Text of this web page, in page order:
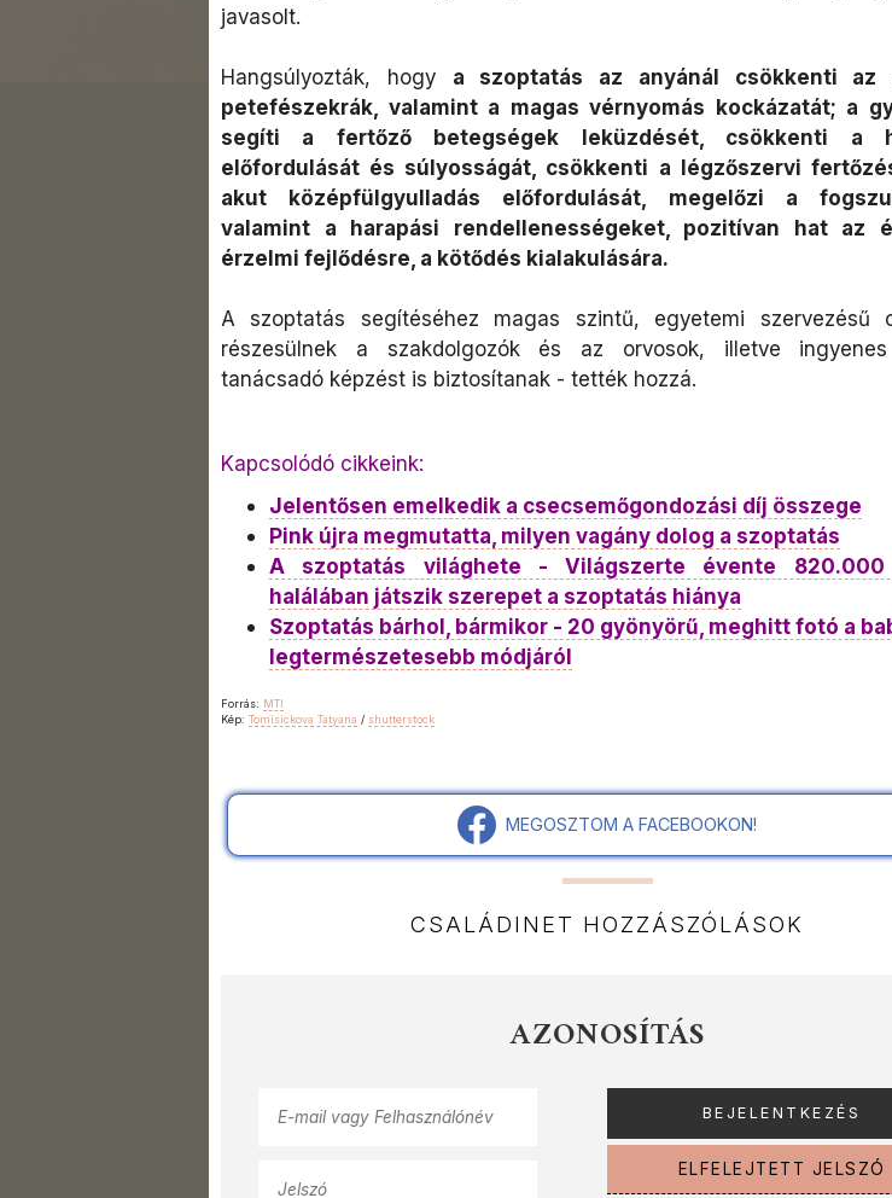
javasolt.
Hangsúlyozták, hogy a szoptatás az anyánál csökkenti az
petefészekrák, valamint a magas vérnyomás kockázatát; a
segíti a fertőző betegségek leküzdését, csökkenti a
előfordulását és súlyosságát, csökkenti a légzőszervi
akut középfülgyulladás előfordulását, megelőzi a
valamint a harapási rendellenességeket, pozitívan hat az
érzelmi fejlődésre, a kötődés kialakulására.
A szoptatás segítéséhez magas szintű, egyetemi szervezésű
részesülnek a szakdolgozók és az orvosok, illetve
tanácsadó képzést is biztosítanak - tették hozzá.
Kapcsolódó cikkeink:
Jelentősen emelkedik a csecsemőgondozási díj összege
Pink újra megmutatta, milyen vagány dolog a szoptatás
A szoptatás világhete - Világszerte évente 820.000
halálában játszik szerepet a szoptatás hiánya
Szoptatás bárhol, bármikor - 20 gyönyörű, meghitt fotó a
legtermészetesebb módjáról
Forrás: MTI
Kép: Tomisickova Tatyana / shutterstock
MEGOSZTOM A FACEBOOKON!
CSALÁDINET HOZZÁSZÓLÁSOK
AZONOSÍTÁS
ELFELEJTETT JELSZÓ